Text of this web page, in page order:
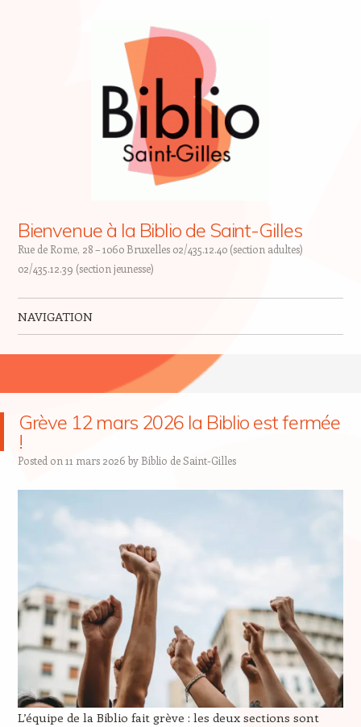
Bienvenue à la Biblio de Saint-Gilles
Rue de Rome, 28 – 1060 Bruxelles 02/435.12.40 (section adultes)
02/435.12.39 (section jeunesse)
NAVIGATION
Grève 12 mars 2026 la Biblio est fermée
!
Posted on 11 mars 2026 by Biblio de Saint-Gilles
L’équipe de la Biblio fait grève : les deux sections sont